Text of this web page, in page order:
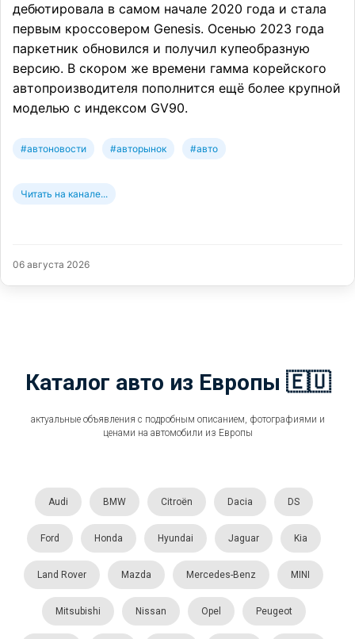
дебютировала в самом начале 2020 года и стала
первым кроссовером Genesis. Осенью 2023 года
паркетник обновился и получил купеобразную
версию. В скором же времени гамма корейского
автопроизводителя пополнится ещё более крупной
моделью с индексом GV90.
#автоновости #авторынок #авто
Читать на канале...
06 августа 2026
Каталог авто из Европы 🇪🇺
актуальные объявления с подробным описанием, фотографиями и
ценами на автомобили из Европы
Audi BMW Citroën Dacia DS
Ford Honda Hyundai Jaguar Kia
Land Rover Mazda Mercedes-Benz MINI
Mitsubishi Nissan Opel Peugeot